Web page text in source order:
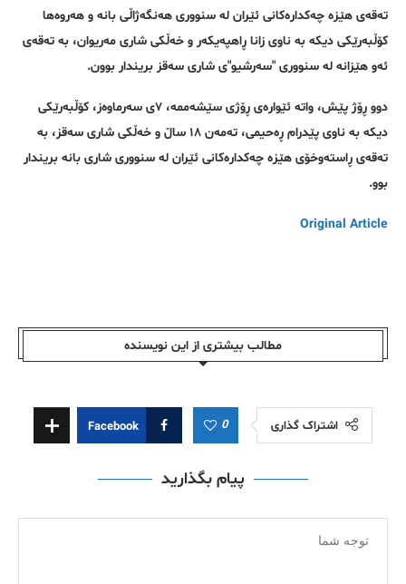
تەقەی هێزە چەکدارەکانی ئێران لە سنووری هەنگەژاڵی بانە و هەروەها
کۆڵبەرێکی دیکە بە ناوی زانا ڕاهپەیکەر و خەڵکی شاری مەریوان، بە تەقەی
ئەو هێزانە لە سنووری "سەرشیو"ی شاری سەقز بریندار بوون.
دوو ڕۆژ پێش، واتە ئێوارەی ڕۆژی سێشەممە، ٧ی سەرماوەز، کۆڵبەرێکی
دیکە بە ناوی پێدرام ڕەحیمی، تەمەن ١٨ ساڵ و خەڵکی شاری سەقز، بە
تەقەی ڕاستەوخۆی هێزە چەکدارەکانی ئێران لە سنووری شاری بانە بریندار
بوو.
Original Article
مطالب بیشتری از این نویسندە
اشتراک گذاری 0
Facebook
پیام بگذارید